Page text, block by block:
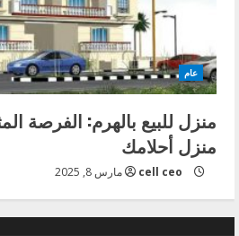
عام
منزل للبيع بالهرم: الفرصة
منزل أحلامك
cell ceo مارس 8, 2025